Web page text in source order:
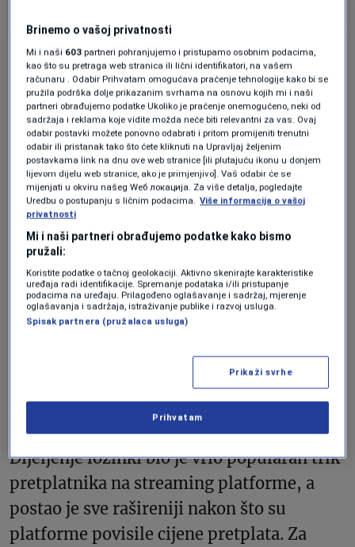
Netflixje ukinuo dijeljenje lozinki prije
trećeg kvartala prošle godine, dodavši do
kraja 2023. 30 miliona novih korisnika,
čime je platforma zabilježila najbolju
godinu u svojoj povijesti po pitanju
prihoda i neto zarade.
Disney+iHulupridružili su se trendu:
korisnici platforme Disney+ izgubit će
opciju dijeljena lozinki do 14. marta.
imaju cijenu upol nižu od prošle godine,
nakon pada od gotovo 46 posto od prošlog
Dijeljenje lozinki bio je vrlo popularan trik
pretplatnika na streaming platforme, a
postao je sve rašireniji nakon što su
platforme povisile cijene pretplata. Za
Brinemo o vašoj privatnosti
Mi i naši 603 partneri pohranjujemo i pristupamo osobnim podacima,
kao što su pretraga web stranica ili lični identifikatori, na vašem
računaru . Odabir Prihvatam omogućava praćenje tehnologije kako bi se
pružila podrška dolje prikazanim svrhama na osnovu kojih mi i naši
partneri obrađujemo podatke Ukoliko je praćenje onemogućeno, neki od
sadržaja i reklama koje vidite možda neće biti relevantni za vas. Ovaj
odabir postavki možete ponovno odabrati i pritom promijeniti trenutni
odabir ili pristanak tako što ćete kliknuti na Upravljaj željenim
postavkama link na dnu ove web stranice [ili plutajuću ikonu u donjem
lijevom dijelu web stranice, ako je primjenjivo]. Vaš odabir će se
mijenjati u okviru našeg Wеб локација. Za više detalja, pogledajte
Uredbu o postupanju s ličnim podacima. Više informacija o vašoj
privatnosti
Mi i naši partneri obrađujemo podatke kako bismo
pružali:
Koristite podatke o tačnoj geolokaciji. Aktivno skenirajte karakteristike
uređaja radi identifikacije. Spremanje podataka i/ili pristupanje
podacima na uređaju. Prilagođeno oglašavanje i sadržaj, mjerenje
oglašavanja i sadržaja, istraživanje publike i razvoj usluga.
Spisak partnera (pružalaca usluga)
Prikaži svrhe
Prihvatam